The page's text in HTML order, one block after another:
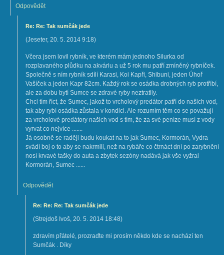
Odpovědět
Re: Re: Tak sumčák jede
(Jeseter, 20. 5. 2014 9:18)
Včera jsem lovil rybník, ve kterém mám jednoho Silurka od
rozplavaného plůdku na akváriu a už 5 rok mu patří zmíněný rybníček.
Společně s ním rybník sdílí Karasi, Koi Kapři, Shibuni, jeden Úhoř
Vašíček a jeden Kapr 82cm. Každý rok se osádka drobných ryb protříbí,
ale za dobu bytí Sumce se zdravé ryby neztratily.
Chci tím říct, že Sumec, jakož to vrcholový predátor patří do našich vod,
tak aby rybí osádka zůstala v kondici. Ale rozumím těm co se považují
za vrcholové predátory našich vod s tím, že za své peníze musí z vody
vyrvat co nejvíce .......
Já osobně se raději budu koukat na to jak Sumec, Kormorán, Vydra
svádí boj o to aby se nakrmili, než na rybáře co čtrnáct dní po zarybnění
nosí krvavé tašky do auta a zbytek sezóny nadává jak vše vyžral
Kormorán, Sumec ......
Odpovědět
Re: Re: Re: Tak sumčák jede
(Strejdoš Ivoš, 20. 5. 2014 18:48)
zdravím přátelé, prozraďte mi prosím někdo kde se nachází ten
Sumčák . Díky